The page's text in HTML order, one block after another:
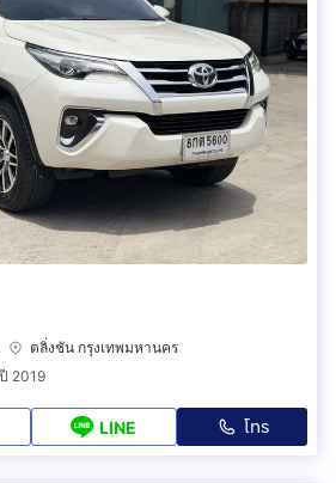
ตลิ่งชัน กรุงเทพมหานคร
2019
LINE โทร